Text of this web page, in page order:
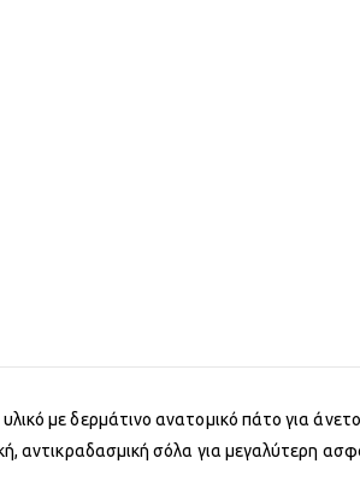
με δερμάτινο ανατομικό πάτο για
αντικραδασμική σόλα για μεγαλύτερη